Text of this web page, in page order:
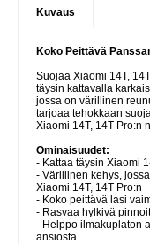
Kuvaus
Koko Peittävä
Suojaa Xiaomi 14T,
täysin kattavalla
jossa on värillinen
tarjoaa tehokkaan
Xiaomi 14T, 14T Pro:n
Ominaisuudet:
- Kattaa täysin Xiaomi
- Värillinen kehys,
Xiaomi 14T, 14T Pro:n
- Koko peittävä lasi
- Rasvaa hylkivä
- Helppo ilmakuplaton
ansiosta